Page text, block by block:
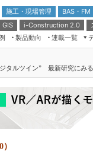
施工・現場管理 BAS・FM
GIS i-Construction 2.0
製品動向 連載一覧
たらす建設業界の“ゲー
Ver.2.0
3Kへ導く建設×IT
時代のスマートビル
第8回 国際 建設・測量展
（CSPI2026）
第10回 JAPAN BUILD
築・土木・不動産の先端技
タルツイン” 最新研究にみ